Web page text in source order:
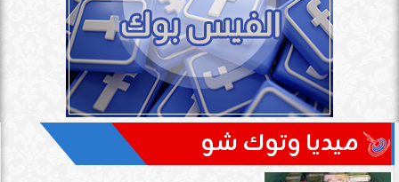
ميديا وتوك شو